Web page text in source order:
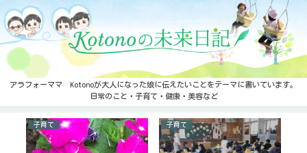
アラフォーママ Kotonoが大人になった娘に伝えたいことをテーマに書いています。
日常のこと・子育て・健康・美容など
子育て 子育て